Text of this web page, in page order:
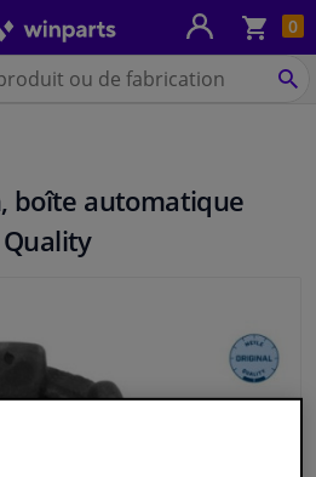
0
boîte automatique
Quality